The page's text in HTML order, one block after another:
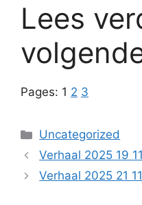
Lees
Pages: 1 2 3
Categories
Uncategorized
Verhaal 2025 19
Verhaal 2025 21